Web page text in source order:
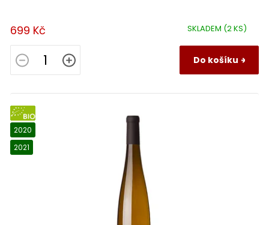
SKLADEM (2 KS)
699 Kč
Do košíku
BIO
2020
2021